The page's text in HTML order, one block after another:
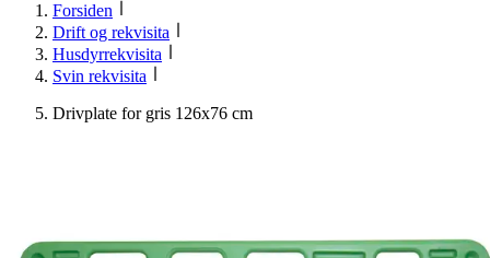
Forsiden
Drift og rekvisita
Husdyrrekvisita
Svin rekvisita
Drivplate for gris 126x76 cm